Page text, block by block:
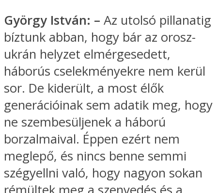
György István: – Az utolsó pillanatig
bíztunk abban, hogy bár az orosz-
ukrán helyzet elmérgesedett,
háborús cselekményekre nem kerül
sor. De kiderült, a most élők
generációinak sem adatik meg, hogy
ne szembesüljenek a háború
borzalmaival. Éppen ezért nem
meglepő, és nincs benne semmi
szégyellni való, hogy nagyon sokan